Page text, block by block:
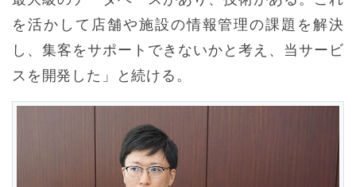
を活かして店舗や施設の情報管理の課題を解決
し、集客をサポートできないかと考え、当サービ
スを開発した」と続ける。